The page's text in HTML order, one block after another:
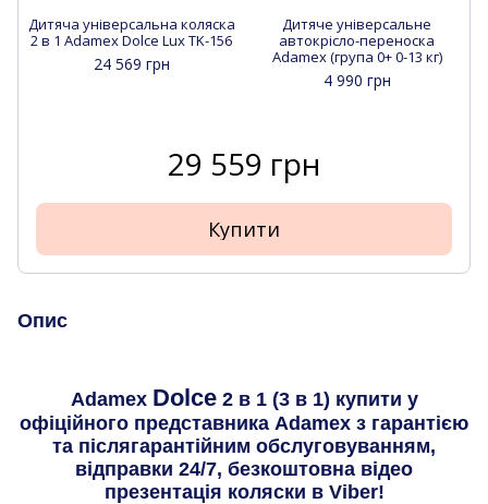
Дитяча універсальна коляска
2 в 1 Adamex Dolce Lux TK-156
24 569 грн
Дитяче універсальне
автокрісло-переноска
Adamex (група 0+ 0-13 кг)
4 990 грн
29 559 грн
Купити
Опис
Adamex Dolce2 в 1 (3 в 1) купити у
офіційного представника Adamex з гарантією
та післягарантійним обслуговуванням,
відправки 24/7, безкоштовна відео
презентація коляски в Viber!